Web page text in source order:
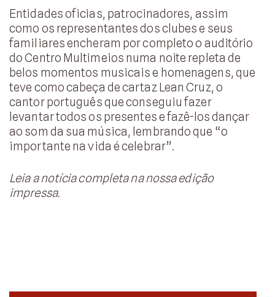
Entidades oficias, patrocinadores, assim
como os representantes dos clubes e seus
familiares encheram por completo o auditório
do Centro Multimeios numa noite repleta de
belos momentos musicais e homenagens, que
teve como cabeça de cartaz Lean Cruz, o
cantor português que conseguiu fazer
levantar todos os presentes e fazê-los dançar
ao som da sua música, lembrando que “o
importante na vida é celebrar”.
Leia a notícia completa na nossa edição
impressa.